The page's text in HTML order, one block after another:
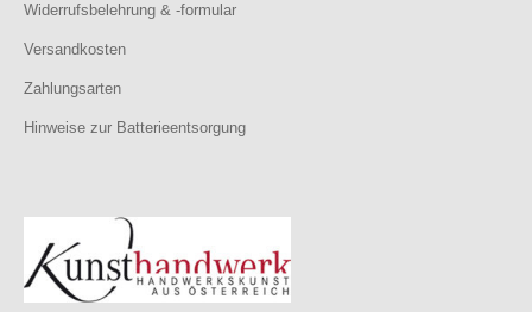
Widerrufsbelehrung & -formular
Versandkosten
Zahlungsarten
Hinweise zur Batterieentsorgung